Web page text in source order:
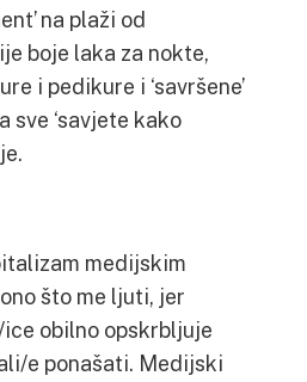
na plaži od
boje laka za nokte,
i pedikure i ‘savršene’
‘savjete kako
medijskim
što me ljuti, jer
obilno opskrbljuje
e ponašati. Medijski